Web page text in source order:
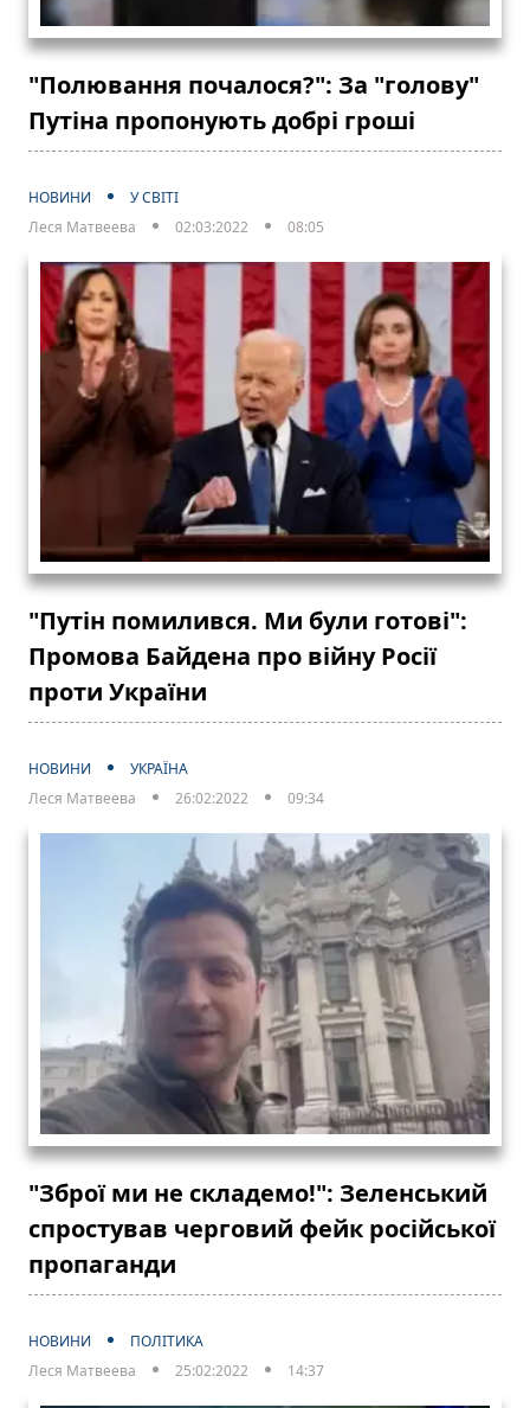
"Полювання почалося?": За "голову"
Путіна пропонують добрі гроші
НОВИНИ
У СВІТІ
Леся Матвеева
02:03:2022 08:05
"Путін помилився. Ми були готові":
Промова Байдена про війну Росії
проти України
НОВИНИ
УКРАЇНА
Леся Матвеева
26:02:2022 09:34
"Зброї ми не складемо!": Зеленський
спростував черговий фейк російської
пропаганди
НОВИНИ
ПОЛІТИКА
Леся Матвеева
25:02:2022 14:37